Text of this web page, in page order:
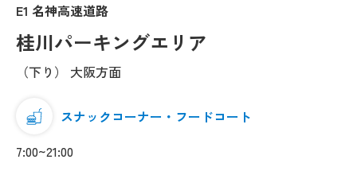
E1 名神高速道路
桂川パーキングエリア
（下り） 大阪方面
スナックコーナー・フードコート
7:00~21:00